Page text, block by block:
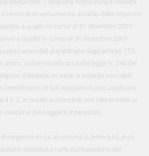
termine di versamento a saldo delle imposte
a quello in corso al 31 dicembre 2007.
a quello in corso al 31 dicembre 2007
aziendali disciplinate dagli articoli 172,
unico, come modificati dalla legge n. 244 del
il bilancio in base ai principi contabili
beneficiario di tali operazioni può applicare
4 o 5, in modo autonomo con riferimento ai
ciascuno dei soggetti interessati
di cui al comma 3, lettera b), può
esercitata nella dichiarazione dei